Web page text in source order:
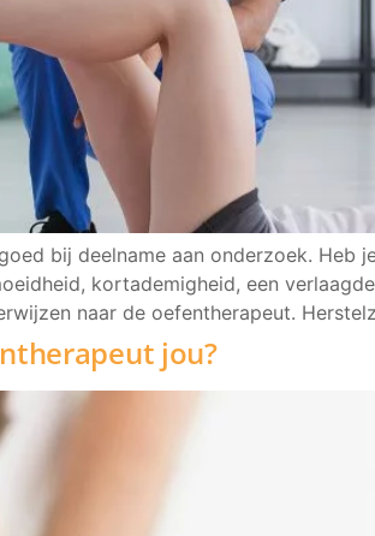
bij deelname aan onderzoek. Heb
kortademigheid, een
naar de oefentherapeut.
jou?